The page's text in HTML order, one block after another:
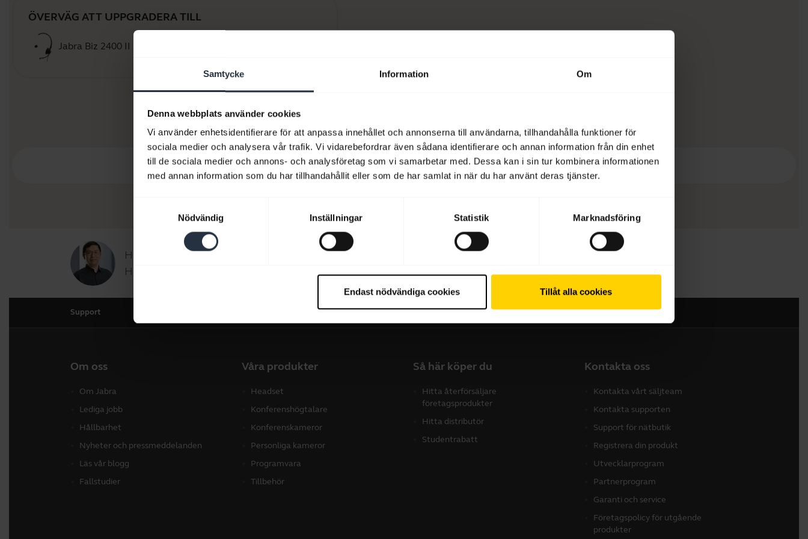
Samtycke Information Om
Denna webbplats använder cookies
Vi använder enhetsidentifierare för att anpassa innehållet och annonserna till användarna, tillhandahålla funktioner för
sociala medier och analysera vår trafik. Vi vidarebefordrar även sådana identifierare och annan information från din enhet
till de sociala medier och annons- och analysföretag som vi samarbetar med. Dessa kan i sin tur kombinera informationen
med annan information som du har tillhandahållit eller som de har samlat in när du har använt deras tjänster.
Nödvändig
Inställningar Statistik Marknadsföring
Endast nödvändiga cookies Tillåt alla cookies
ÖVERVÄG ATT UPPGRADERA TILL
Jabra Biz 2400 II Duo / Mono
Hej,
Hur kan jag hjälpa dig idag?
Support
Om oss
Om Jabra
Lediga jobb
Hållbarhet
Nyheter och pressmeddelanden
Läs vår blogg
Fallstudier
Våra produkter
Headset
Konferenshögtalare
Konferenskameror
Personliga kameror
Programvara
Tillbehör
Så här köper du
Hitta återförsäljare
företagsprodukter
Hitta distributör
Studentrabatt
Kontakta oss
Kontakta vårt säljteam
Kontakta supporten
Support för nätbutik
Registrera din produkt
Utvecklarprogram
Partnerprogram
Garanti och service
Företagspolicy för utgående
produkter